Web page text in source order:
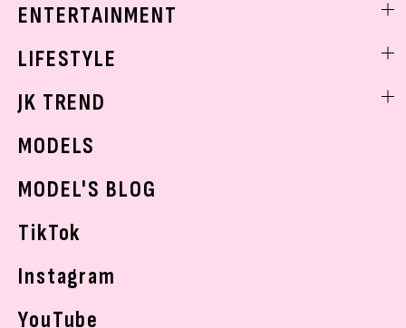
ベストコスメ
ボディケア
学校ヘアメイク
ENTERTAINMENT
K-POP
LIFESTYLE
モデルの購入品
JK TREND
MODELS
MODEL'S BLOG
TikTok
Instagram
YouTube